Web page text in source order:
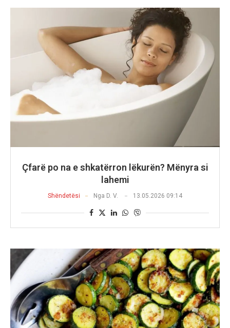
Çfarë po na e shkatërron lëkurën? Mënyra si
lahemi
Shëndetësi Nga D. V. 13.05.2026 09:14